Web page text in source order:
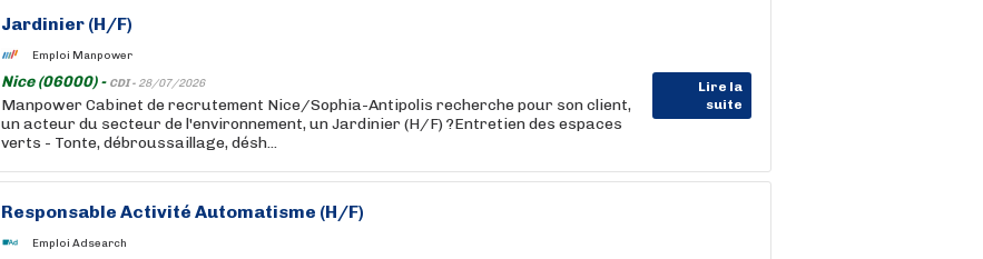
Jardinier (H/F)
Emploi Manpower
Nice (06000) - CDI - 28/07/2026
Lire la
suite
Manpower Cabinet de recrutement Nice/Sophia-Antipolis recherche pour son client,
un acteur du secteur de l'environnement, un Jardinier (H/F) ?Entretien des espaces
verts - Tonte, débroussaillage, désh...
Responsable Activité Automatisme (H/F)
Emploi Adsearch